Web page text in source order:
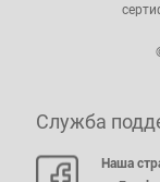
Служба
Наша